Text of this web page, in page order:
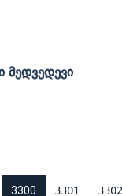
Მედვედევი
3300 3301 3302